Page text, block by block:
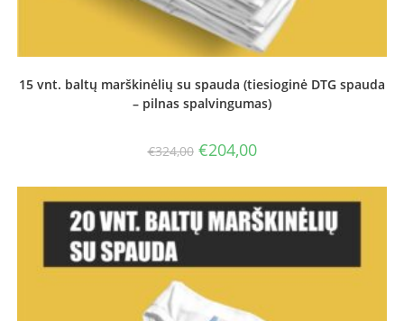
15 vnt. baltų marškinėlių su spauda (tiesioginė DTG spauda
– pilnas spalvingumas)
€324,00 Original
price
€324,00.
€204,00Current
price
€204,00.